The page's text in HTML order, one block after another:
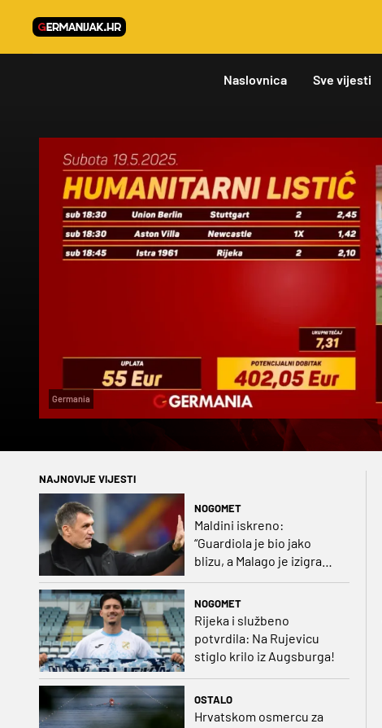
Naslovnica Sve vijesti
Germania
NAJNOVIJE VIJESTI
NOGOMET
Maldini iskreno:
“Guardiola je bio jako
blizu, a Malago je izigrao
NOGOMET
Rijeka i službeno
potvrdila: Na Rujevicu
stiglo krilo iz Augsburga!
OSTALO
Hrvatskom osmercu za